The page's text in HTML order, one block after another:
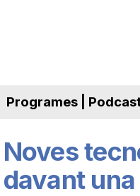
u
Programes |
Noves
davant